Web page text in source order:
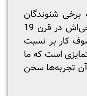
شنوندگان
رومانتیک افسون‌شده جهان روحی‌اش در قرن 19
کار بر نسبت
است که ما
آن تجربه‌ها سخن